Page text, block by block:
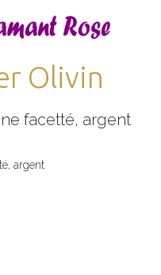
Olivin
facetté, argent
argent